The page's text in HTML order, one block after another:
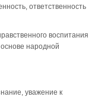
ответственность
воспитания
народной
уважение к